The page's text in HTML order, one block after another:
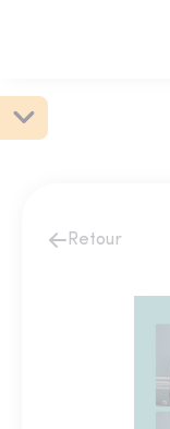
Retour